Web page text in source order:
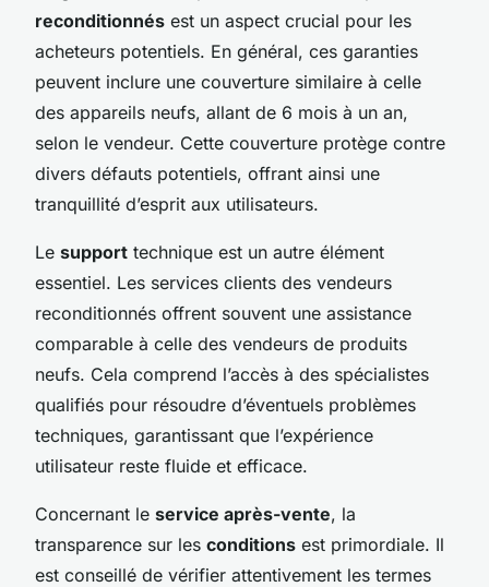
reconditionnés est un aspect crucial pour les
acheteurs potentiels. En général, ces garanties
peuvent inclure une couverture similaire à celle
des appareils neufs, allant de 6 mois à un an,
selon le vendeur. Cette couverture protège contre
divers défauts potentiels, offrant ainsi une
tranquillité d’esprit aux utilisateurs.
Le support technique est un autre élément
essentiel. Les services clients des vendeurs
reconditionnés offrent souvent une assistance
comparable à celle des vendeurs de produits
neufs. Cela comprend l’accès à des spécialistes
qualifiés pour résoudre d’éventuels problèmes
techniques, garantissant que l’expérience
utilisateur reste fluide et efficace.
Concernant le service après-vente, la
transparence sur les conditions est primordiale. Il
est conseillé de vérifier attentivement les termes